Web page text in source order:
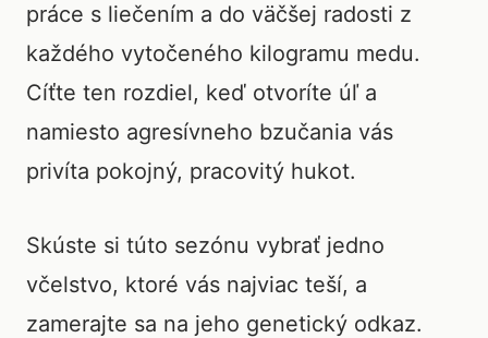
práce s liečením a do väčšej radosti z
každého vytočeného kilogramu medu.
Cíťte ten rozdiel, keď otvoríte úľ a
namiesto agresívneho bzučania vás
privíta pokojný, pracovitý hukot.
Skúste si túto sezónu vybrať jedno
včelstvo, ktoré vás najviac teší, a
zamerajte sa na jeho genetický odkaz.